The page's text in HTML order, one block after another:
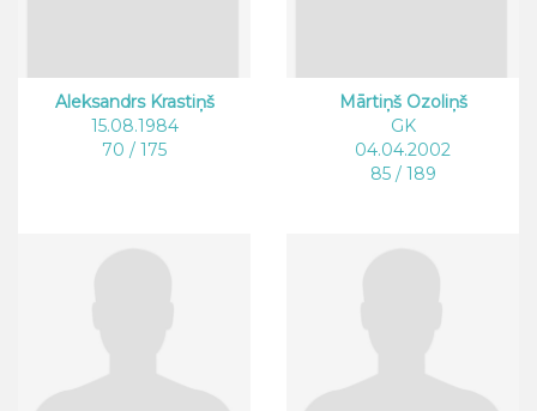
Aleksandrs Krastiņš
15.08.1984
70 / 175
Mārtiņš Ozoliņš
GK
04.04.2002
85 / 189